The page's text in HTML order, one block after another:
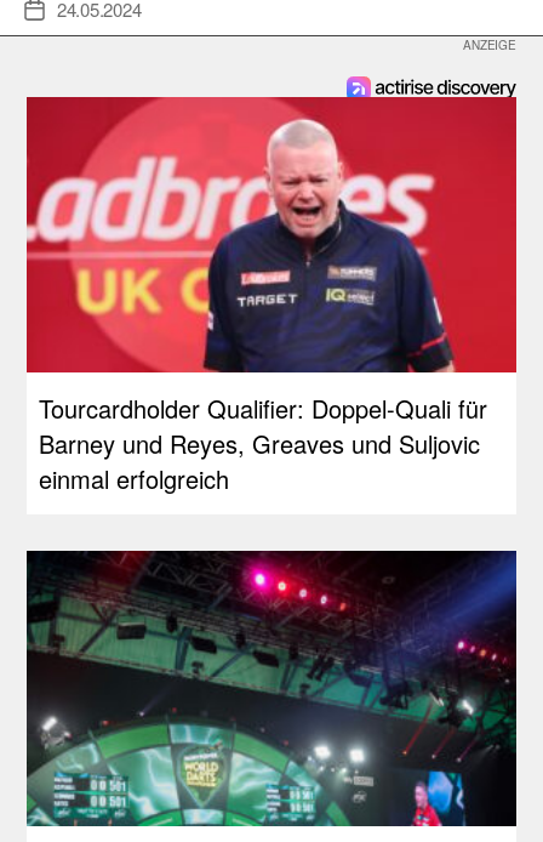
Veröffentlichungsdatum
24.05.2024
Tourcardholder Qualifier: Doppel-Quali für
Barney und Reyes, Greaves und Suljovic
einmal erfolgreich